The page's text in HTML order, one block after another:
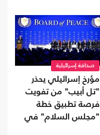
صحافة إسرائيلية
مؤرخ إسرائيلي يحذر
"تل أبيب" من تفويت
فرصة تطبيق خطة
"مجلس السلام" في